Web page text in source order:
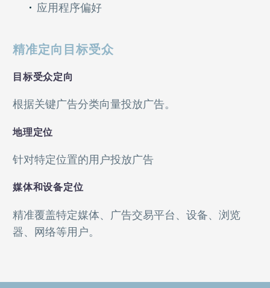
应用程序偏好
精准定向目标受众
目标受众定向
根据关键广告分类向量投放广告。
地理定位
针对特定位置的用户投放广告
媒体和设备定位
精准覆盖特定媒体、广告交易平台、设备、浏览
器、网络等用户。